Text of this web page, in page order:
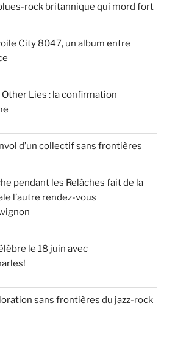
rock britannique qui mord fort
City 8047, un album entre
Lies : la confirmation
d’un collectif sans frontières
pendant les Relâches fait de la
l’autre rendez-vous
le 18 juin avec
sans frontières du jazz-rock